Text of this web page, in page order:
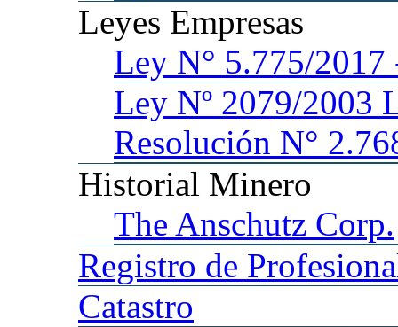
Leyes Empresas
Ley N° 5.775/
Ley Nº 2079/2003
Resolución N°
Historial Minero
The Anschutz Corp.
Registro de
Catastro